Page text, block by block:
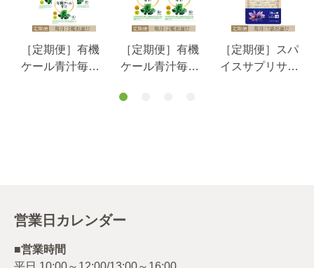
［定期便］有機
ケール青汁毎月3
［定期便］有機
ケール青汁毎月2
［定期便］スパ
イスサプリサフ
営業日カレンダー
■営業時間